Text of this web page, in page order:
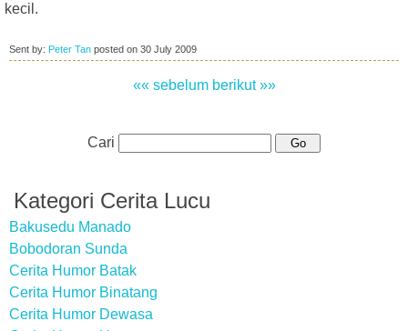
kecil.
Sent by: Peter Tan posted on 30 July 2009
«« sebelum berikut »»
Cari
Kategori Cerita Lucu
Bakusedu Manado
Bobodoran Sunda
Cerita Humor Batak
Cerita Humor Binatang
Cerita Humor Dewasa